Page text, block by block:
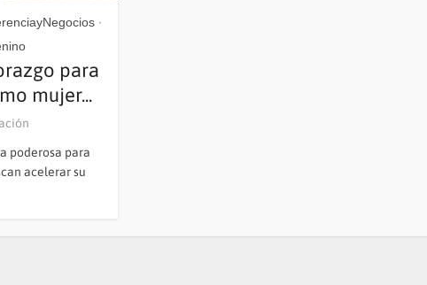
•
para
mujer...
poderosa para
acelerar su